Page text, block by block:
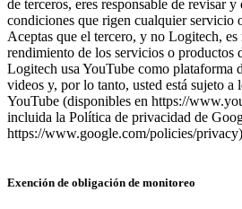
de terceros, eres responsable de revisar
condiciones que rigen cualquier servicio
Aceptas que el tercero, y no Logitech, es
rendimiento de los servicios o productos
Logitech usa YouTube como plataforma
videos y, por lo tanto, usted está sujeto a
YouTube (disponibles en https://
incluida la Política de privacidad de
https://www.google.com/policies/
Exención de obligación de monitoreo